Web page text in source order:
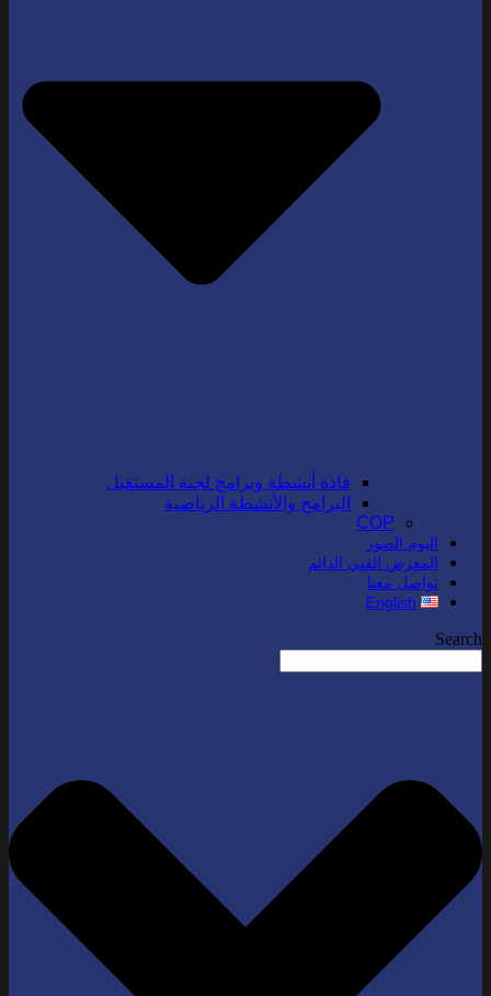
قادة أنشطة وبرامج لجنة المستقبل
البرامج والأنشطة الرياضية
COP
البوم الصور
المعرض الفني الدائم
تواصل معنا
English
Search